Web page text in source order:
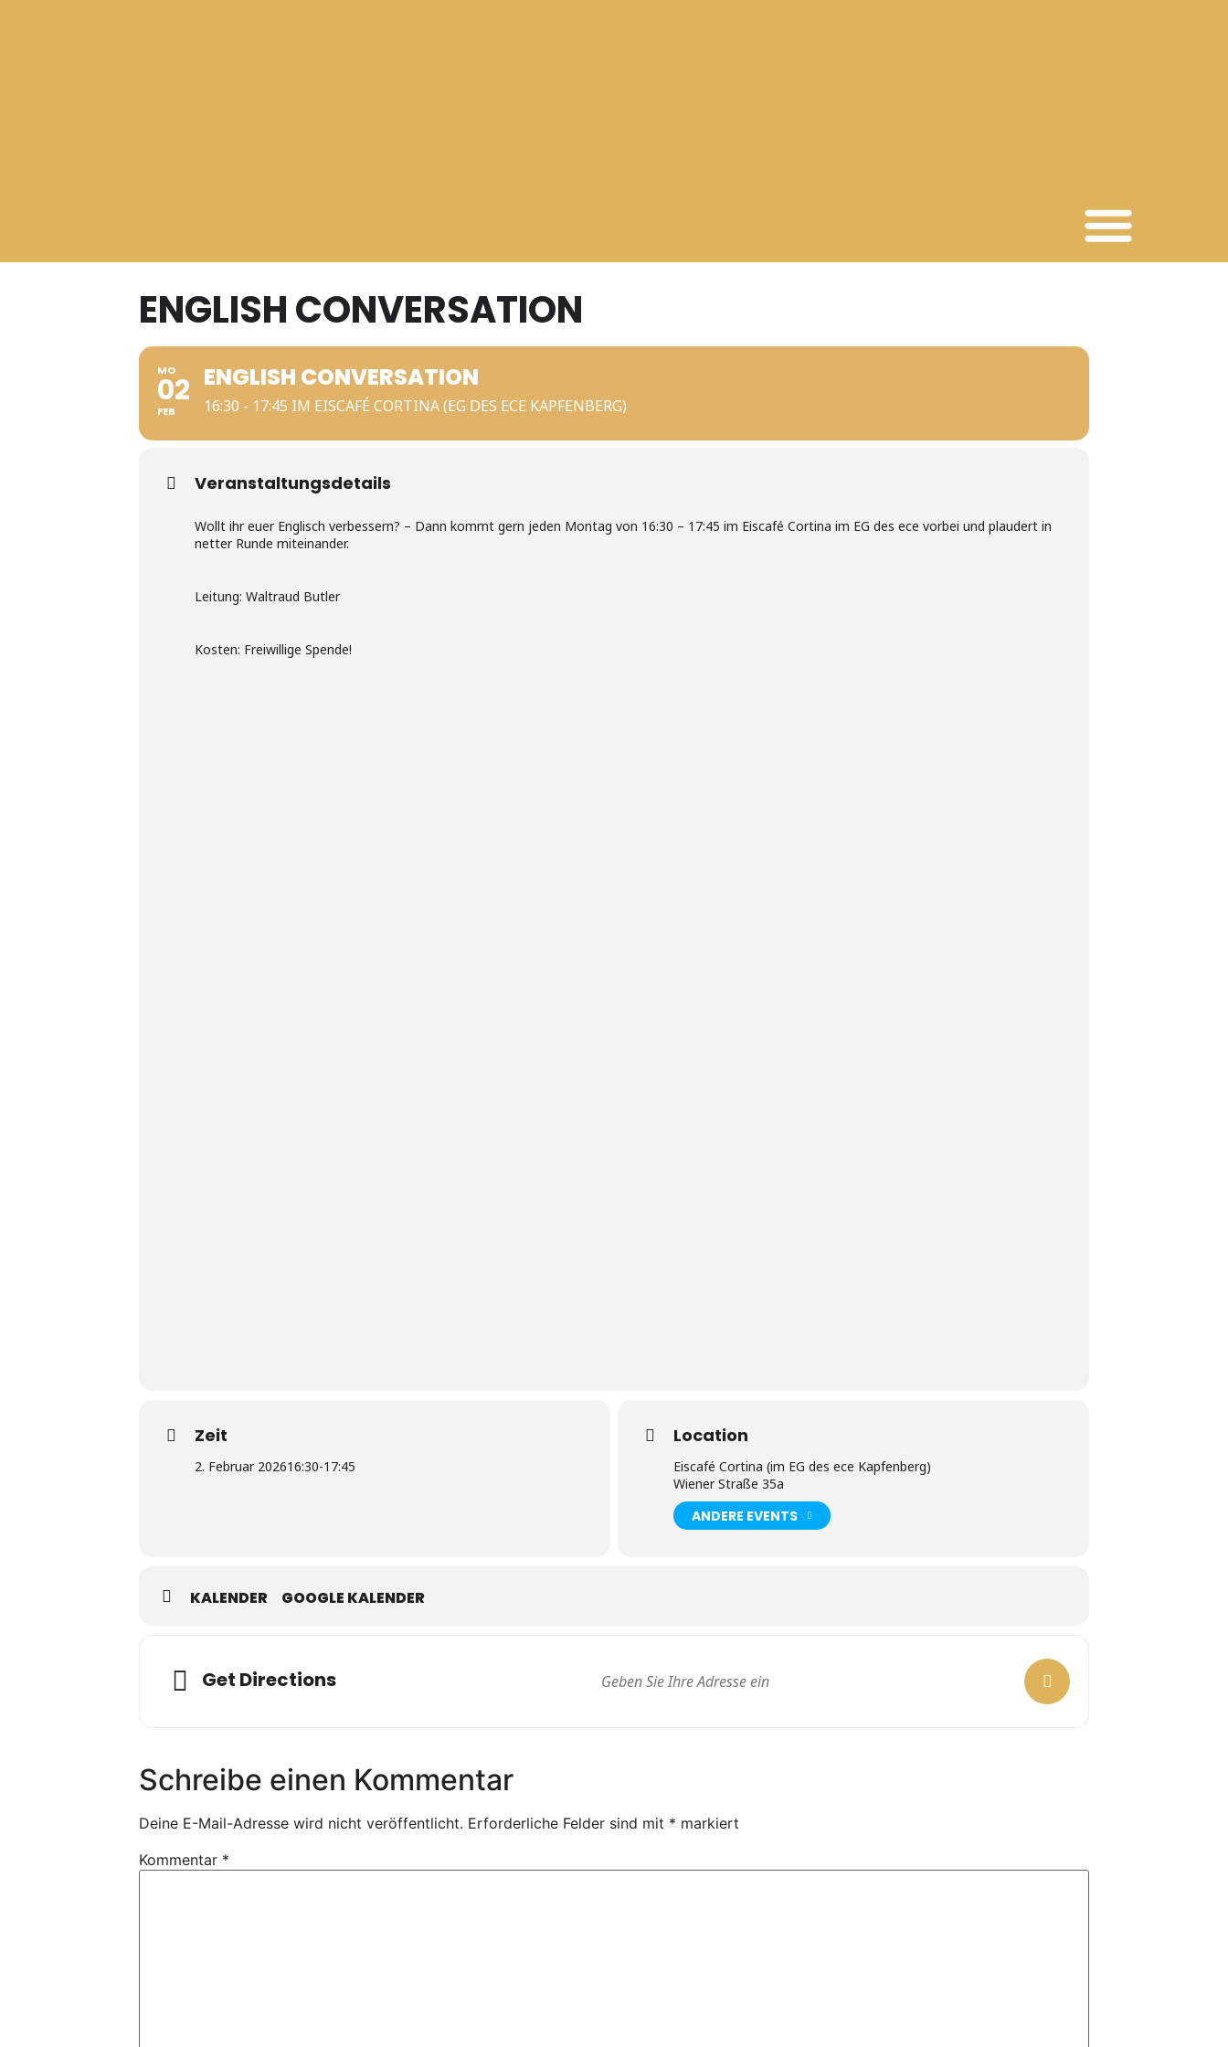
ENGLISH CONVERSATION
MO
02
FEB
ENGLISH CONVERSATION
16:30 - 17:45 IM EISCAFÉ CORTINA (EG DES ECE KAPFENBERG)
Veranstaltungsdetails
Wollt ihr euer Englisch verbessern? – Dann kommt gern jeden Montag von 16:30 – 17:45 im Eiscafé Cortina im EG des ece vorbei und plaudert in
netter Runde miteinander.
Leitung: Waltraud Butler
Kosten: Freiwillige Spende!
Zeit
2. Februar 202616:30-17:45
Location
Eiscafé Cortina (im EG des ece Kapfenberg)
Wiener Straße 35a
ANDERE EVENTS
KALENDER GOOGLE KALENDER
Get Directions
Schreibe einen Kommentar
Deine E-Mail-Adresse wird nicht veröffentlicht. Erforderliche Felder sind mit * markiert
Kommentar *